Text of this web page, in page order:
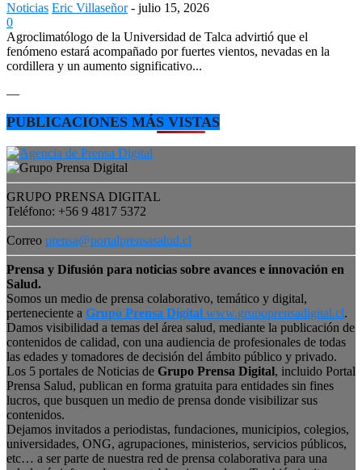
Noticias Eric Villaseñor - julio 15, 2026
0
Agroclimatólogo de la Universidad de Talca advirtió que el
fenómeno estará acompañado por fuertes vientos, nevadas en la
cordillera y un aumento significativo...
—
PUBLICACIONES MÁS VISTAS
GRUPO PRENSA DIGITAL
Teléfono: +56 9 4817 5372
Correo prensa@portalprensasalud.cl
Prensa y Difusión para noticias sobre avances e innovación en
Salud.
Somos un medio de prensa colaborativo, temático y digital,
perteneciente a Grupo Prensa Digital www.grupoprensadigital.cl.
Damos visibilidad a temas del área salud, mediante la publicación de
contenidos de calidad, con una audiencia de profesionales de todas
las edades y tomadores de decisión del ámbito público y privado.
Los 5 portales de Noticias de Grupo Prensa Digital, incluido Portal
Prensa Salud, publican en forma gratuita para entidades sin fines
lucros, que busquen un medio de prensa donde visibilizar sus
contenidos.
Dejamos invitados a periodistas, fundaciones, municipios, colegios,
universidades, ONG, agrupaciones, ministerios, servicios públicos,
etc… a ser parte de nuestra red de prensa colaborativa para una